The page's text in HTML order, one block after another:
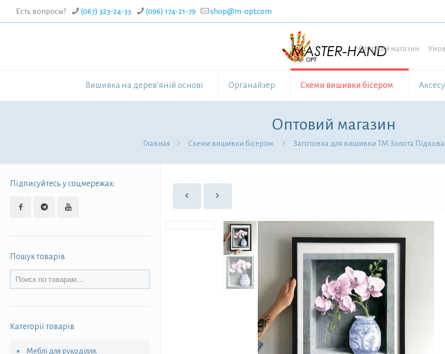
Есть вопросы? (067) 323-24-33 (096) 174-21-79 shop@m-opt.com
Вишивка на дерев’яній основі Органайзер Схеми вишивки бісером
Оптовий магазин
Оптовий магазин
Главная Схеми вишивки бісером. Заготовка для вишивки ТМ Золота Підкова
Підписуйтесь у соцмережах:
Пошук товарів
Категорії товарів
Меблі для рукоділля.